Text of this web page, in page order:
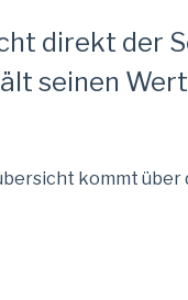
direkt der
seinen
kommt